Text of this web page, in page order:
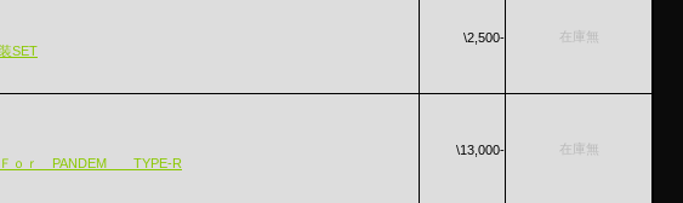
SET
\2,500- 在庫無
ｏｒ PANDEM TYPE-R
\13,000- 在庫無